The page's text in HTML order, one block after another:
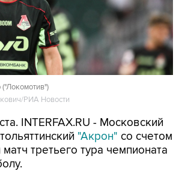
РИА Новости
INTERFAX.RU - Московский
"Акрон" со счетом
третьего тура чемпионата